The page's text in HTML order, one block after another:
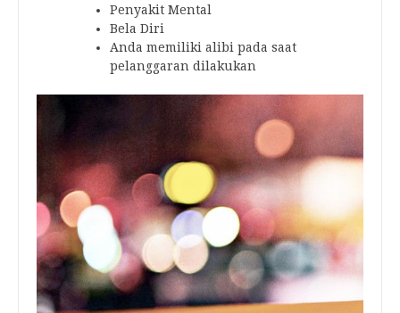
Penyakit Mental
Bela Diri
Anda memiliki alibi pada saat
pelanggaran dilakukan